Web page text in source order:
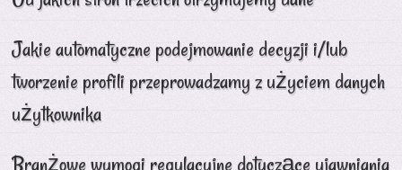
Jakie automatyczne podejmowanie decyzji i/lub
tworzenie profili przeprowadzamy z użyciem danych
użytkownika
Branżowe wymogi regulacyjne dotyczące ujawniania